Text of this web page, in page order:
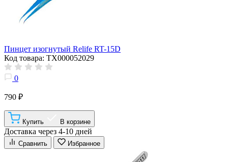
Пинцет изогнутый Relife RT-15D
Код товара: ТХ000052029
0
790 ₽
Купить В корзине
Доставка через 4-10 дней
Сравнить Избранное